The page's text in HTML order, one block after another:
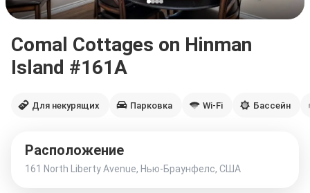
Comal Cottages on Hinman
Island #161A
Для некурящих Парковка Wi-Fi Бассейн
Расположение
161 North Liberty Avenue, Нью-Браунфелс, США